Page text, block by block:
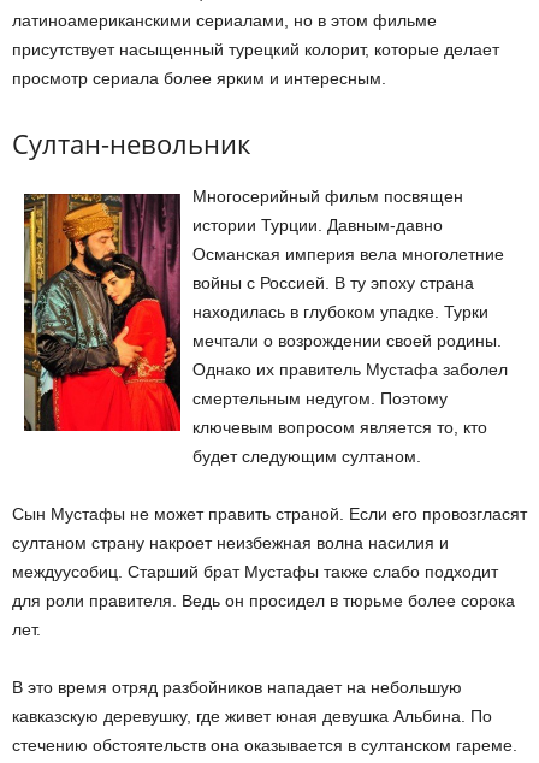
латиноамериканскими сериалами, но в этом фильме
присутствует насыщенный турецкий колорит, которые делает
просмотр сериала более ярким и интересным.
Султан-невольник
Многосерийный фильм посвящен
истории Турции. Давным-давно
Османская империя вела многолетние
войны с Россией. В ту эпоху страна
находилась в глубоком упадке. Турки
мечтали о возрождении своей родины.
Однако их правитель Мустафа заболел
смертельным недугом. Поэтому
ключевым вопросом является то, кто
будет следующим султаном.
Сын Мустафы не может править страной. Если его провозгласят
султаном страну накроет неизбежная волна насилия и
междуусобиц. Старший брат Мустафы также слабо подходит
для роли правителя. Ведь он просидел в тюрьме более сорока
лет.
В это время отряд разбойников нападает на небольшую
кавказскую деревушку, где живет юная девушка Альбина. По
стечению обстоятельств она оказывается в султанском гареме.